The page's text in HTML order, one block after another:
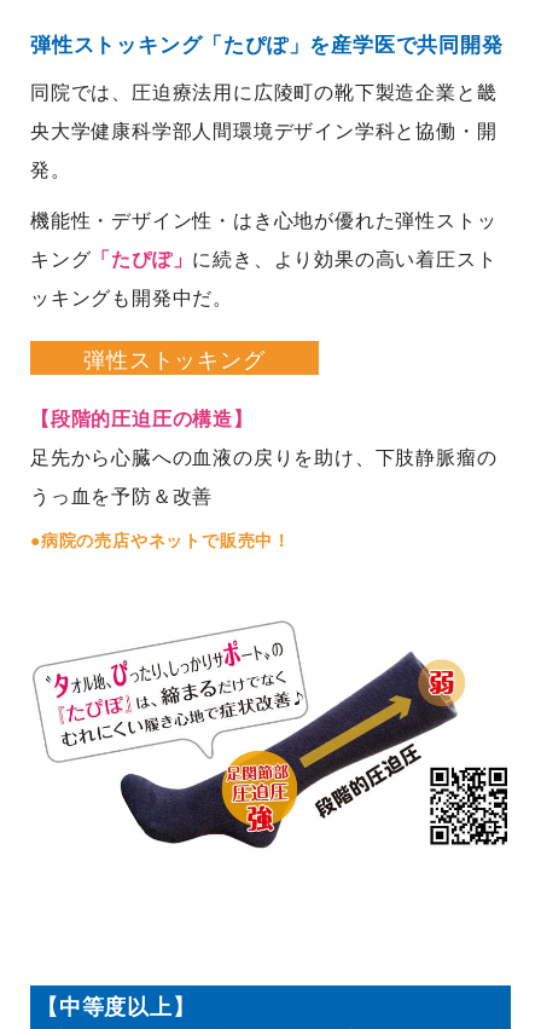
弾性ストッキング「たぴぽ」を産学医で共同開発
同院では、圧迫療法用に広陵町の靴下製造企業と畿
央大学健康科学部人間環境デザイン学科と協働・開
発。
機能性・デザイン性・はき心地が優れた弾性ストッ
キング 「たぴぽ」 に続き、より効果の高い着圧スト
ッキングも開発中だ。
弾性ストッキング
【段階的圧迫圧の構造】
足先から心臓への血液の戻りを助け、下肢静脈瘤の
うっ血を予防＆改善
●病院の売店やネットで販売中！
【中等度以上】